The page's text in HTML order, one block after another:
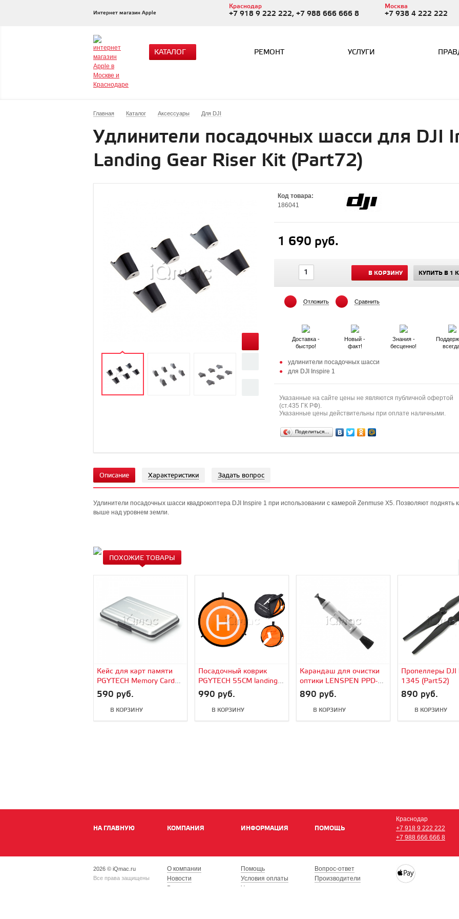
Интернет магазин Apple
Краснодар
+7 918 9 222 222, +7 988 666 666 8
Москва
+7 938 4 222 222
КАТАЛОГ РЕМОНТ УСЛУГИ
Главная Каталог Аксессуары Для DJI
Удлинители посадочных шасси для DJI
Landing Gear Riser Kit (Part72)
Код товара:
186041
1 690 руб.
В КОРЗИНУ КУПИТЬ В 1
Отложить Сравнить
Доставка -
быстро!
Новый -
факт!
Знания -
бесценно!
удлинители посадочных шасси
для DJI Inspire 1
Указанные на сайте цены не являются публичной офертой
(ст.435 ГК РФ).
Указанные цены действительны при оплате наличными.
Поделиться…
Описание Характеристики Задать вопрос
Удлинители посадочных шасси квадрокоптера DJI Inspire 1 при использовании с камерой Zenmuse X5. Позволяют поднять
выше над уровнем земли.
ПОХОЖИЕ ТОВАРЫ
Кейс для карт памяти
PGYTECH Memory Card
Silver PGY-AC-304
590 руб.
В КОРЗИНУ
Посадочный коврик
PGYTECH 55CM landing
pad for Drones P-GM-101
990 руб.
В КОРЗИНУ
Карандаш для очистки
оптики LENSPEN PPD-1
PilotPro
890 руб.
В КОРЗИНУ
Пропеллеры DJI
1345 (Part52)
890 руб.
В КОРЗИНУ
НА ГЛАВНУЮ КОМПАНИЯ ИНФОРМАЦИЯ ПОМОЩЬ
Краснодар
+7 918 9 222 222
+7 988 666 666 8
2026 © iQmac.ru
Все права защищены
О компании
Новости
Вакансии
Помощь
Условия оплаты
Условия доставки
Вопрос-ответ
Производители